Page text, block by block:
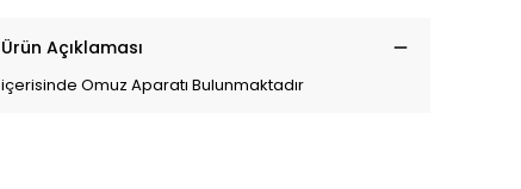
Ürün Açıklaması
içerisinde Omuz Aparatı Bulunmaktadır